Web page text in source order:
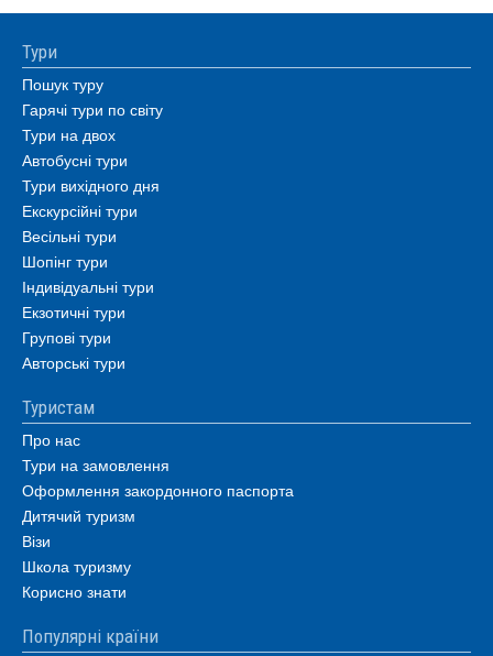
Тури
Пошук туру
Гарячі тури по світу
Тури на двох
Автобусні тури
Тури вихідного дня
Екскурсійні тури
Весільні тури
Шопінг тури
Індивідуальні тури
Екзотичні тури
Групові тури
Авторські тури
Туристам
Про нас
Тури на замовлення
Оформлення закордонного паспорта
Дитячий туризм
Візи
Школа туризму
Корисно знати
Популярні країни